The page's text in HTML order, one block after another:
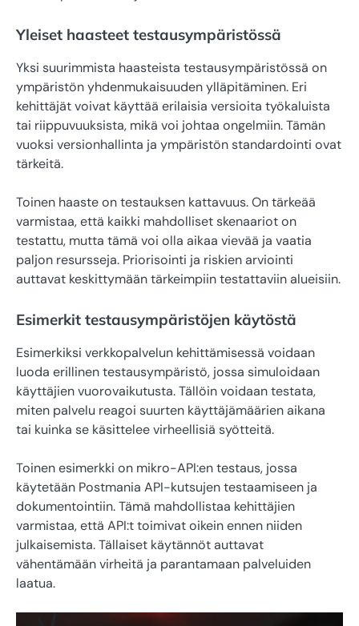
Yleiset haasteet testausympäristössä
Yksi suurimmista haasteista testausympäristössä on
ympäristön yhdenmukaisuuden ylläpitäminen. Eri
kehittäjät voivat käyttää erilaisia versioita työkaluista
tai riippuvuuksista, mikä voi johtaa ongelmiin. Tämän
vuoksi versionhallinta ja ympäristön standardointi ovat
tärkeitä.
Toinen haaste on testauksen kattavuus. On tärkeää
varmistaa, että kaikki mahdolliset skenaariot on
testattu, mutta tämä voi olla aikaa vievää ja vaatia
paljon resursseja. Priorisointi ja riskien arviointi
auttavat keskittymään tärkeimpiin testattaviin alueisiin.
Esimerkit testausympäristöjen käytöstä
Esimerkiksi verkkopalvelun kehittämisessä voidaan
luoda erillinen testausympäristö, jossa simuloidaan
käyttäjien vuorovaikutusta. Tällöin voidaan testata,
miten palvelu reagoi suurten käyttäjämäärien aikana
tai kuinka se käsittelee virheellisiä syötteitä.
Toinen esimerkki on mikro-API:en testaus, jossa
käytetään Postmania API-kutsujen testaamiseen ja
dokumentointiin. Tämä mahdollistaa kehittäjien
varmistaa, että API:t toimivat oikein ennen niiden
julkaisemista. Tällaiset käytännöt auttavat
vähentämään virheitä ja parantamaan palveluiden
laatua.